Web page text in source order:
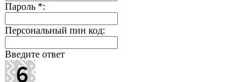
Пароль *:
Персональный пин код:
Введите ответ